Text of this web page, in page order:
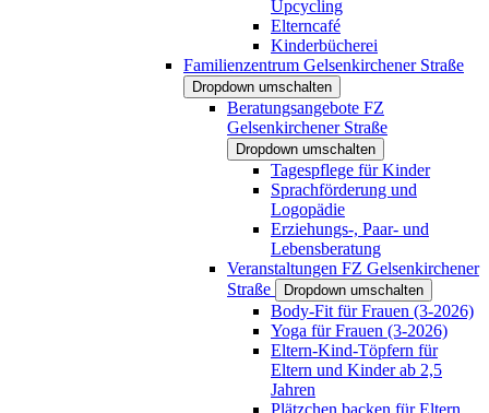
Upcycling
Elterncafé
Kinderbücherei
Familienzentrum Gelsenkirchener Straße
Dropdown umschalten
Beratungsangebote FZ
Gelsenkirchener Straße
Dropdown umschalten
Tagespflege für Kinder
Sprachförderung und
Logopädie
Erziehungs-, Paar- und
Lebensberatung
Veranstaltungen FZ Gelsenkirchener
Straße
Dropdown umschalten
Body-Fit für Frauen (3-2026)
Yoga für Frauen (3-2026)
Eltern-Kind-Töpfern für
Eltern und Kinder ab 2,5
Jahren
Plätzchen backen für Eltern